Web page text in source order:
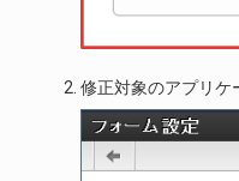
修正対象のアプリケ